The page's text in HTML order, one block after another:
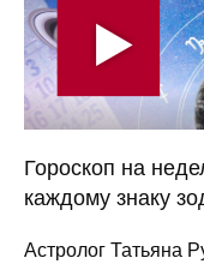
Гороскоп на
каждому знаку
Астролог Татьяна